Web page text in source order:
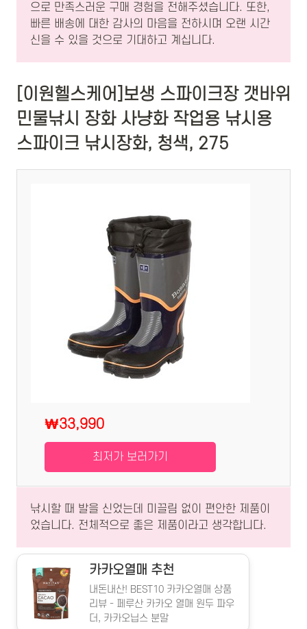
으로 만족스러운 구매 경험을 전해주셨습니다. 또한,
빠른 배송에 대한 감사의 마음을 전하시며 오랜 시간
신을 수 있을 것으로 기대하고 계십니다.
[이원헬스케어]보생 스파이크장 갯바위
민물낚시 장화 사냥화 작업용 낚시용
스파이크 낚시장화, 청색, 275
₩33,990
최저가 보러가기
낚시할 때 발을 신었는데 미끌림 없이 편안한 제품이
었습니다. 전체적으로 좋은 제품이라고 생각합니다.
카카오열매 추천
내돈내산! BEST10 카카오열매 상품
리뷰 - 페루산 카카오 열매 원두 파우
더, 카카오닙스 분말